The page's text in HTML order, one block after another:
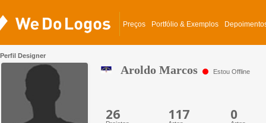
Preços Portfólio & Exemplos
Aroldo Marcos Estou Offline
Perfil Designer
26 117 0